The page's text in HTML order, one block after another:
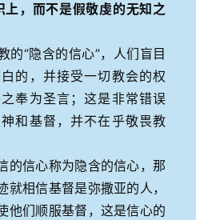
上，而不是假敬虔的无知之
的“隐含的信心”，人们盲目
的，并接受一切教会的权
奉为圣言；这是非常错误
和基督，并不在乎敬畏教
的信心称为隐含的信心，那
就相信基督是弥撒亚的人，
他们顺服基督，这是信心的